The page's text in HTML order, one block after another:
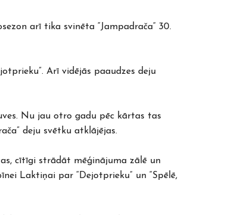
arī tika svinēta “Jampadrača” 30.
Arī vidējās paaudzes deju
Nu jau otro gadu pēc kārtas tas
deju svētku atklājējas.
cītīgi strādāt mēģinājuma zālē un
Laktiņai par “Dejotprieku” un “Spēlē,